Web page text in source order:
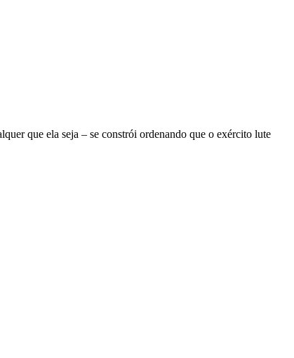
que ela seja – se constrói ordenando que o exército lute